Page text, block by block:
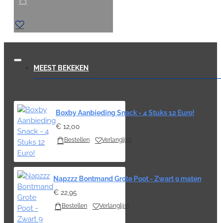
MEEST BEKEKEN
Boxby Aanbieding Snack - 4 Stuks 12 Euro!
€ 12,00
Bestellen Verlanglijst
Napzzz Bontmand Grote Poot - Zwart 9 maten
€ 22,95
Bestellen Verlanglijst